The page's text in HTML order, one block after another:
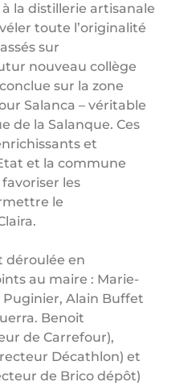
la distillerie artisanale
toute l’originalité
sur
nouveau collège
sur la zone
Salanca – véritable
de la Salanque. Ces
et
et la commune
les
le
déroulée en
au maire : Marie-
Puginier, Alain Buffet
Benoit
de Carrefour),
Décathlon) et
de Brico dépôt)